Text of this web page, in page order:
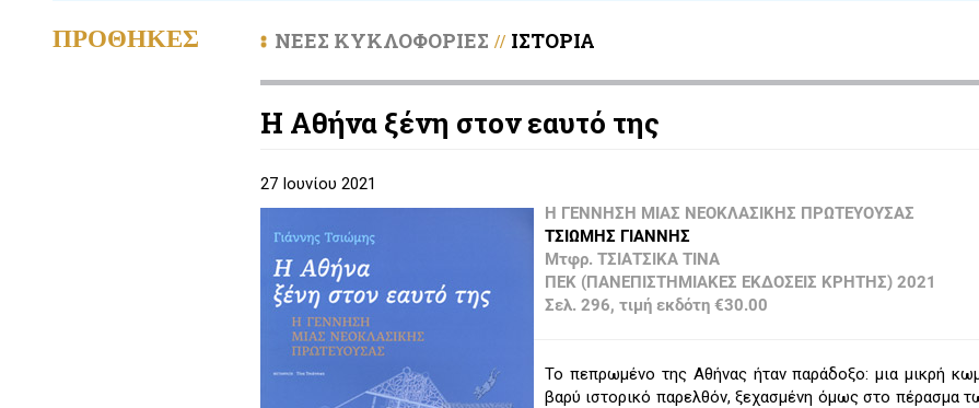
ΝΕΕΣ ΚΥΚΛΟΦΟΡΙΕΣ // ΙΣΤΟΡΙΑ
Η Αθήνα ξένη στον εαυτό της
27 Ιουνίου 2021
Η ΓΕΝΝΗΣΗ ΜΙΑΣ ΝΕΟΚΛΑΣΙΚΗΣ ΠΡΩΤΕΥΟΥΣΑΣ
ΤΣΙΩΜΗΣ ΓΙΑΝΝΗΣ
Μτφρ. ΤΣΙΑΤΣΙΚΑ ΤΙΝΑ
ΠΕΚ (ΠΑΝΕΠΙΣΤΗΜΙΑΚΕΣ ΕΚΔΟΣΕΙΣ ΚΡΗΤΗΣ) 2021
Σελ. 296, τιμή εκδότη €30.00
Το πεπρωμένο της Αθήνας ήταν παράδοξο: μια μικρή
βαρύ ιστορικό παρελθόν, ξεχασμένη όμως στο πέρασμα
ΠΡΟΘΗΚΕΣ